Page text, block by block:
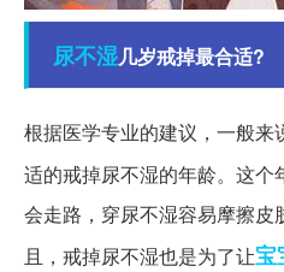
尿不湿几岁戒掉最合适?
根据医学专业的建议，一般来
适的戒掉尿不湿的年龄。这个
会走路，穿尿不湿容易摩擦
且，戒掉尿不湿也是为了让宝